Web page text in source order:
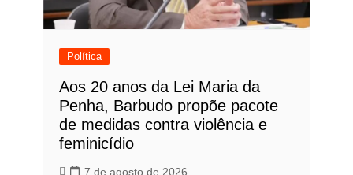
Política
Aos 20 anos da Lei Maria da
Penha, Barbudo propõe pacote
de medidas contra violência e
feminicídio
7 de agosto de 2026